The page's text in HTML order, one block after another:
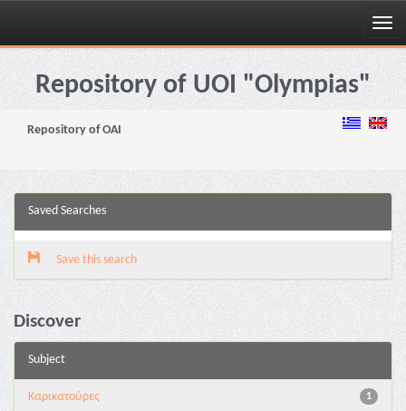
Skip
navigationRepository of UOI "Olympias"
Repository of OAI
Saved Searches
Save this search
Discover
Subject
1
Καρικατούρες